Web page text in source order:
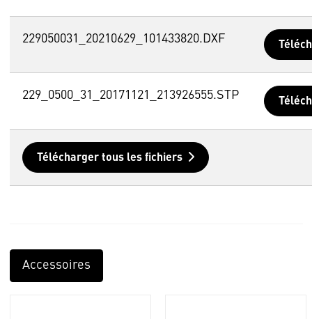
229050031_20210629_101433820.DXF
229_0500_31_20171121_213926555.STP
Télécharger tous les fichiers
Accessoires